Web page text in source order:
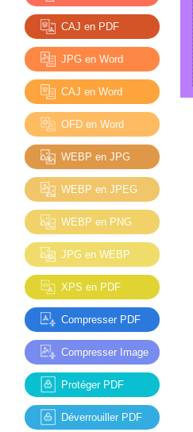
CAJ en PDF
JPG en Word
CAJ en Word
OFD en Word
WEBP en JPG
WEBP en JPEG
WEBP en PNG
JPG en WEBP
XPS en PDF
Compresser PDF
Compresser Image
Protéger PDF
Déverrouiller PDF